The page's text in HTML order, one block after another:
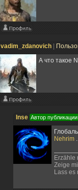
vadim_zdanovich
А что такое
Inse Автор публикации
Nehrim .
Erzähle
Zeige
Lass es